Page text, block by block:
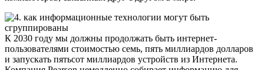
К 2030 году мы должны продолжать быть интернет-
пользователями стоимостью семь, пять миллиардов долларов
и запускать пятьсот миллиардов устройств из Интернета.